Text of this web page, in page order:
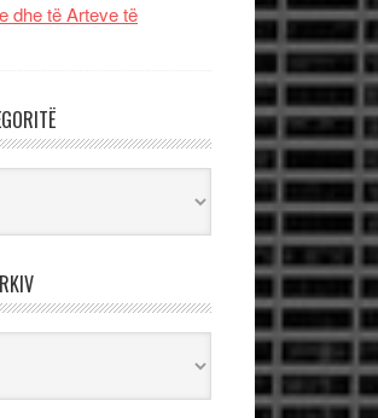
dhe të Arteve të